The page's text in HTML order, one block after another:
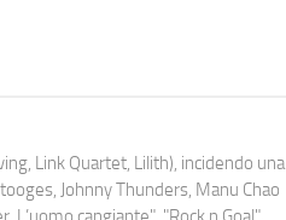
Link Quartet, Lilith), incidendo una
Johnny Thunders, Manu Chao